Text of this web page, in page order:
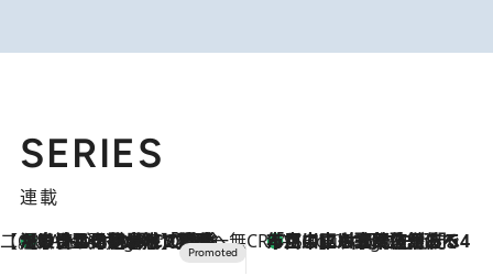
SERIES
連載
【CREA×星野リゾート】唯一無二。癒しと発見が待つ場所へ
5 Hours Ago
【トンボの足水浴】ヒノキの香りに包まれて涼感マックス！約13℃の湧水かけ流しを避暑地「星野温泉 トンボの湯」で体験 CREA'S CHOICE
7 Hours Ago
「立川にも歌舞伎があるんだよ」 片岡仁左衛門・市川中車ら豪華座組みで4年目の立川立飛歌舞伎へ